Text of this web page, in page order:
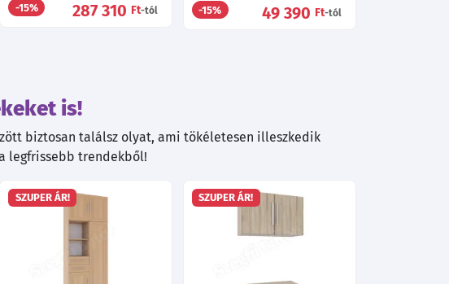
-15% 287 310 Ft-tól -15% 49 390 Ft-tól
is!
biztosan találsz olyat, ami tökéletesen illeszkedik
legfrissebb trendekből!
SZUPER ÁR! SZUPER ÁR!